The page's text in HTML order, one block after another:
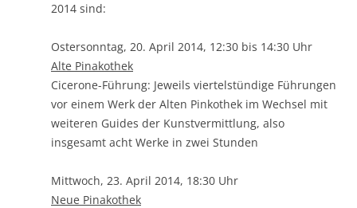
2014 sind:
Ostersonntag, 20. April 2014, 12:30 bis 14:30 Uhr
Alte Pinakothek
Cicerone-Führung: Jeweils viertelstündige Führungen
vor einem Werk der Alten Pinkothek im Wechsel mit
weiteren Guides der Kunstvermittlung, also
insgesamt acht Werke in zwei Stunden
Mittwoch, 23. April 2014, 18:30 Uhr
Neue Pinakothek